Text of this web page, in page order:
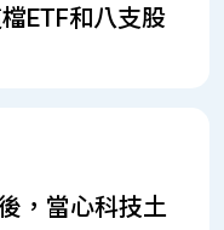
ETF和八支股
，當心科技土